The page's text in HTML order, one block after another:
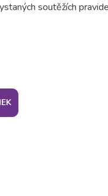
soutěžích